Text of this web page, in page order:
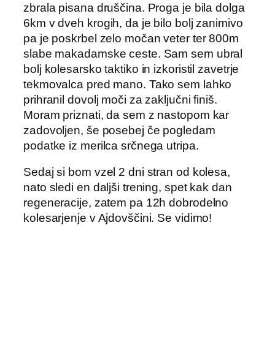
zbrala pisana druščina. Proga je bila dolga
6km v dveh krogih, da je bilo bolj zanimivo
pa je poskrbel zelo močan veter ter 800m
slabe makadamske ceste. Sam sem ubral
bolj kolesarsko taktiko in izkoristil zavetrje
tekmovalca pred mano. Tako sem lahko
prihranil dovolj moči za zaključni finiš.
Moram priznati, da sem z nastopom kar
zadovoljen, še posebej če pogledam
podatke iz merilca srčnega utripa.
Sedaj si bom vzel 2 dni stran od kolesa,
nato sledi en daljši trening, spet kak dan
regeneracije, zatem pa 12h dobrodelno
kolesarjenje v Ajdovščini. Se vidimo!